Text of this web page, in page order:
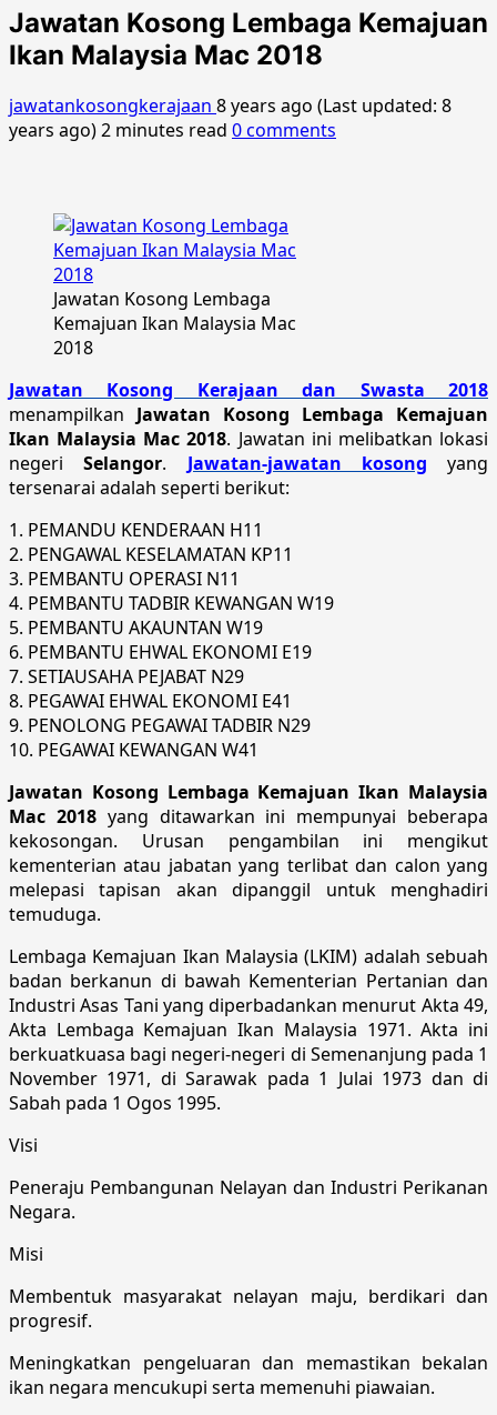
Jawatan Kosong Lembaga Kemajuan
Ikan Malaysia Mac 2018
jawatankosongkerajaan 8 years ago (Last updated: 8
years ago)2 minutes read 0 comments
Jawatan Kosong Lembaga
Kemajuan Ikan Malaysia Mac
2018
Jawatan Kosong Kerajaan dan Swasta 2018
menampilkan Jawatan Kosong Lembaga Kemajuan
Ikan Malaysia Mac 2018. Jawatan ini melibatkan lokasi
negeriSelangor. Jawatan-jawatan kosong yang
tersenarai adalah seperti berikut:
1. PEMANDU KENDERAAN H11
2. PENGAWAL KESELAMATAN KP11
3. PEMBANTU OPERASI N11
4. PEMBANTU TADBIR KEWANGAN W19
5. PEMBANTU AKAUNTAN W19
6. PEMBANTU EHWAL EKONOMI E19
7. SETIAUSAHA PEJABAT N29
8. PEGAWAI EHWAL EKONOMI E41
9. PENOLONG PEGAWAI TADBIR N29
10. PEGAWAI KEWANGAN W41
Jawatan Kosong Lembaga Kemajuan Ikan Malaysia
Mac 2018yang ditawarkan ini mempunyai beberapa
kekosongan. Urusan pengambilan ini mengikut
kementerian atau jabatan yang terlibat dan calon yang
melepasi tapisan akan dipanggil untuk menghadiri
temuduga.
Lembaga Kemajuan Ikan Malaysia (LKIM) adalah sebuah
badan berkanun di bawah Kementerian Pertanian dan
Industri Asas Tani yang diperbadankan menurut Akta 49,
Akta Lembaga Kemajuan Ikan Malaysia 1971. Akta ini
berkuatkuasa bagi negeri-negeri di Semenanjung pada 1
November 1971, di Sarawak pada 1 Julai 1973 dan di
Sabah pada 1 Ogos 1995.
Visi
Peneraju Pembangunan Nelayan dan Industri Perikanan
Negara.
Misi
Membentuk masyarakat nelayan maju, berdikari dan
progresif.
Meningkatkan pengeluaran dan memastikan bekalan
ikan negara mencukupi serta memenuhi piawaian.